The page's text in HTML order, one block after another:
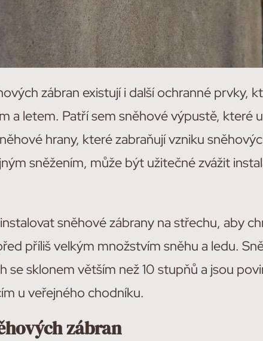
zábran existují i další ochranné prvky,
a letem. Patří sem sněhové výpustě, které
hrany, které zabraňují vzniku
sněžením, může být užitečné zvážit
sněhové zábrany na střechu, aby
příliš velkým množstvím sněhu a ledu.
se sklonem větším než 10 stupňů a jsou
u veřejného chodníku.
zábran